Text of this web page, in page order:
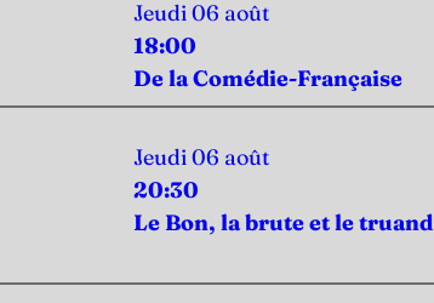
Jeudi 06 août
18:00
De la Comédie-Française
Jeudi 06 août
20:30
Le Bon, la brute et le truand